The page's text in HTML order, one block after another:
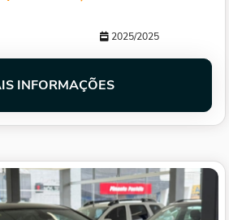
2025/2025
INFORMAÇÕES